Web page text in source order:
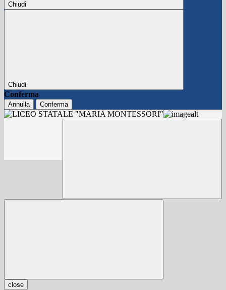
Chiudi
Chiudi
Conferma
Annulla Conferma
close